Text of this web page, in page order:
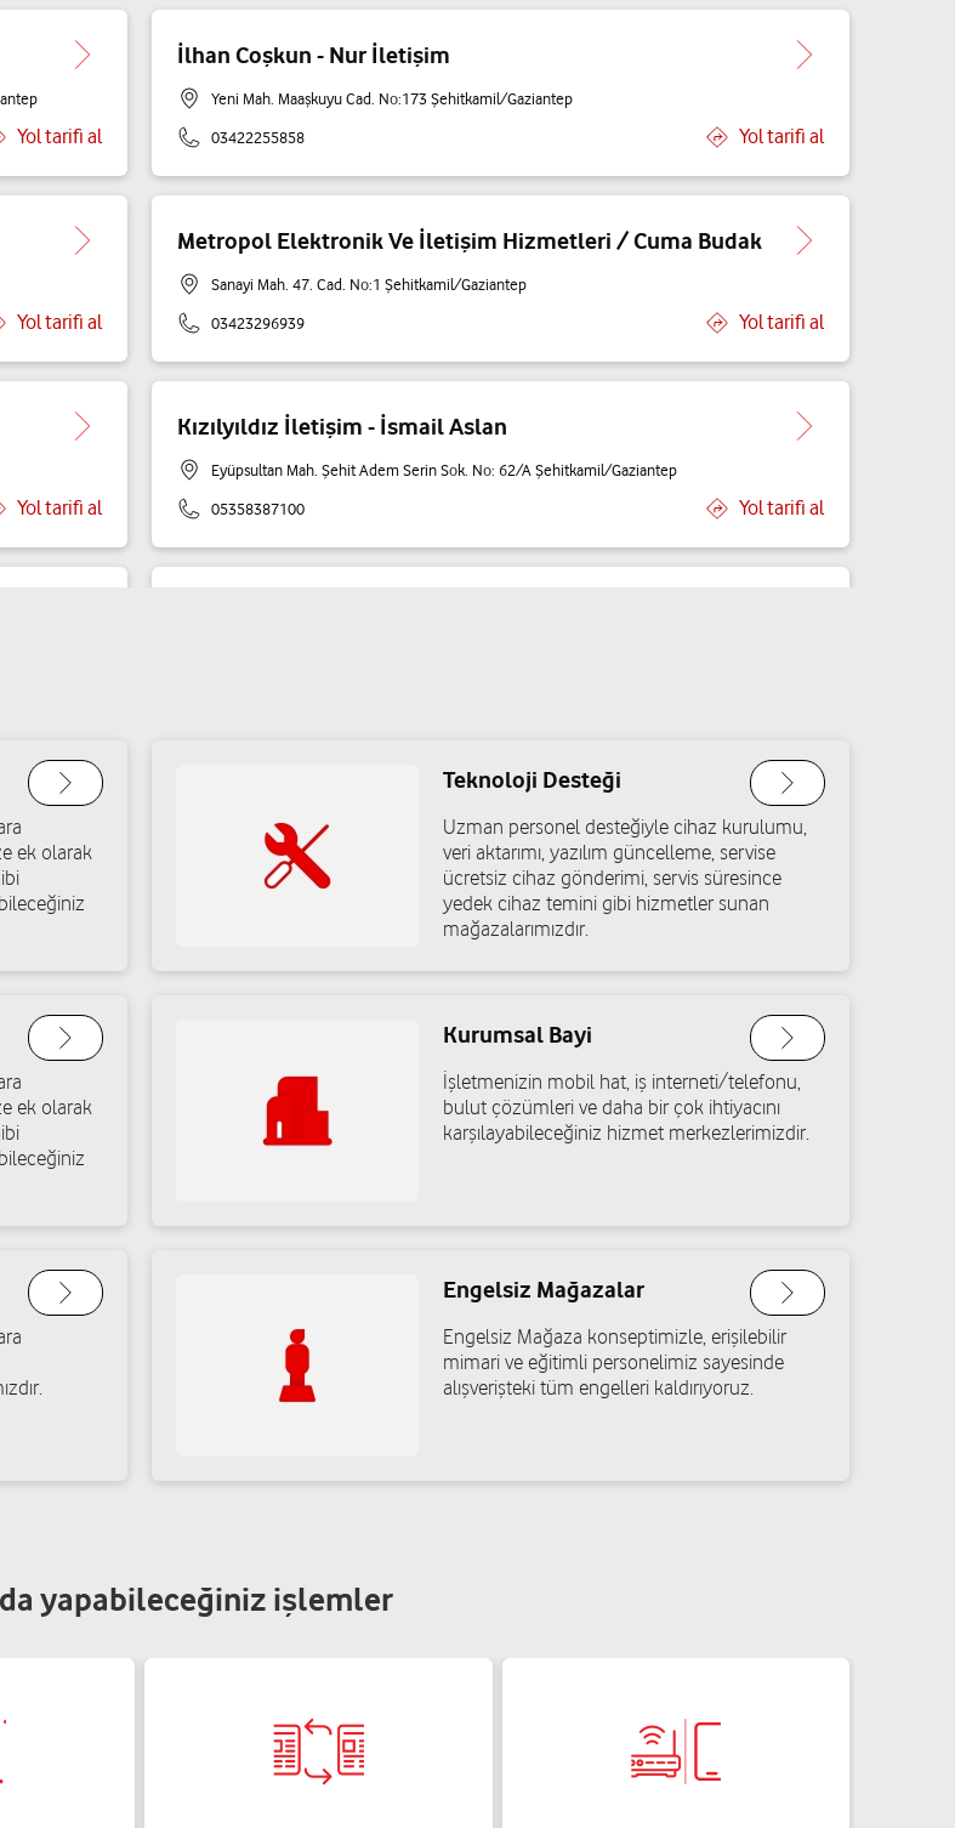
Yol tarifi al
İlhan Coşkun - Nur İletişim
Yeni Mah. Maaşkuyu Cad. No:173 Şehitkamil/Gaziantep
03422255858
Yol tarifi al
Yol tarifi al
Metropol Elektronik Ve İletişim Hizmetleri / Cuma Budak
Sanayi Mah. 47. Cad. No:1 Şehitkamil/Gaziantep
03423296939
Yol tarifi al
Yol tarifi al
Kızılyıldız İletişim - İsmail Aslan
Eyüpsultan Mah. Şehit Adem Serin Sok. No: 62/A Şehitkamil/Gaziantep
05358387100
Yol tarifi al
Yol tarifi al
Karşıyaka Mah. 33. Cad. No: 109/A Şehitkamil/Gaziantep
05347131111
Yol tarifi al
Yol tarifi al
Onat Kutlar Mah. 55010. Cad. No:32 Şehitkamil/Gaziantep
Yol tarifi al
Atik İletişim-Vedat Atik
Burak Mah. 06026 Nolu Cad. No:53B Şehitkamil/Gaziantep
Yol tarifi al
8 Şubat Mah.82047 Nolu Cad.No:57/A Şehitkamil/Gaziantep
05522842727
Harun Dedeoğlu
Gazikent Mah.27016 Cad.Kardelen Apt.No:21/B Şehitkamil/Gaziantep
ek olarak
Teknoloji Desteği
Uzman personel desteğiyle cihaz kurulumu,
veri aktarımı, yazılım güncelleme, servise
ücretsiz cihaz gönderimi, servis süresince
yedek cihaz temini gibi hizmetler sunan
mağazalarımızdır.
ek olarak
Kurumsal Bayi
İşletmenizin mobil hat, iş interneti/telefonu,
bulut çözümleri ve daha bir çok ihtiyacını
karşılayabileceğiniz hizmet merkezlerimizdir.
Engelsiz Mağazalar
Engelsiz Mağaza konseptimizle, erişilebilir
mimari ve eğitimli personelimiz sayesinde
alışverişteki tüm engelleri kaldırıyoruz.
yapabileceğiniz işlemler